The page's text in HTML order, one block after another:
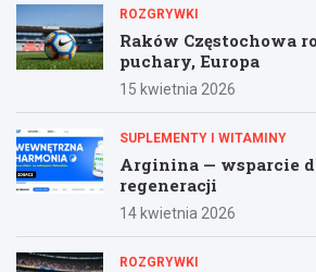
ROZGRYWKI
Raków Częstochowa
puchary, Europa
15 kwietnia 2026
SUPLEMENTY I WITAMINY
Arginina — wsparcie
regeneracji
14 kwietnia 2026
ROZGRYWKI